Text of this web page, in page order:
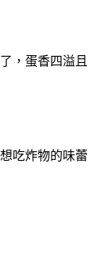
，蛋香四溢且
吃炸物的味蕾